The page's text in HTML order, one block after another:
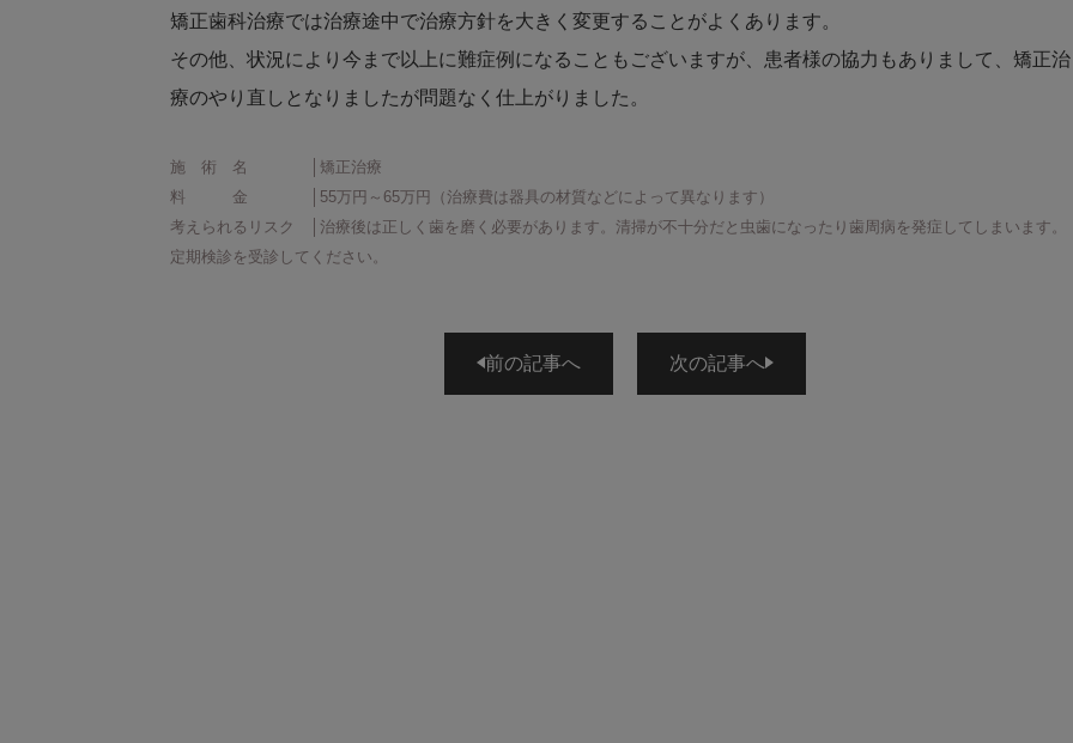
矯正歯科治療では治療途中で治療方針を大きく変更することがよくあります。
その他、状況により今まで以上に難症例になることもございますが、患者様の協力もありまして、矯正治
療のやり直しとなりましたが問題なく仕上がりました。
施 術 名 │矯正治療
料 金 │55万円～65万円（治療費は器具の材質などによって異なります）
考えられるリスク │治療後は正しく歯を磨く必要があります。清掃が不十分だと虫歯になったり歯周病を発症してしまいます。
定期検診を受診してください。
前の記事へ 次の記事へ